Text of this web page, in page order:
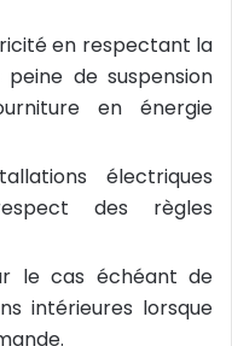
en respectant la
de suspension
en énergie
électriques
des règles
le cas échéant de
intérieures lorsque